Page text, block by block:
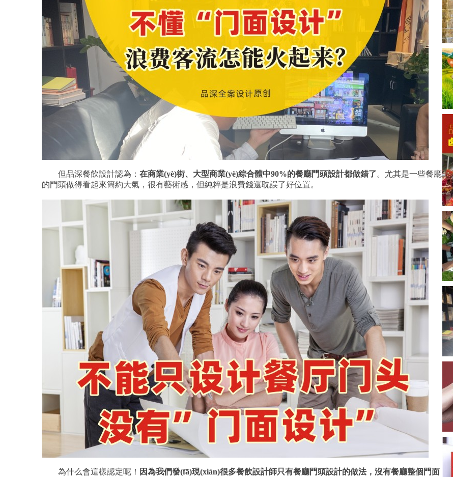
但品深餐飲設計認為： 在商業(yè)街、大型商業(yè)綜合體中90%的餐廳門頭設計都做錯了。尤其是一些餐廳
的門頭做得看起來簡約大氣，很有藝術感，但純粹是浪費錢還耽誤了好位置。
為什么會這樣認定呢！ 因為我們發(fā)現(xiàn)很多餐飲設計師只有餐廳門頭設計的做法，沒有餐廳整個門面